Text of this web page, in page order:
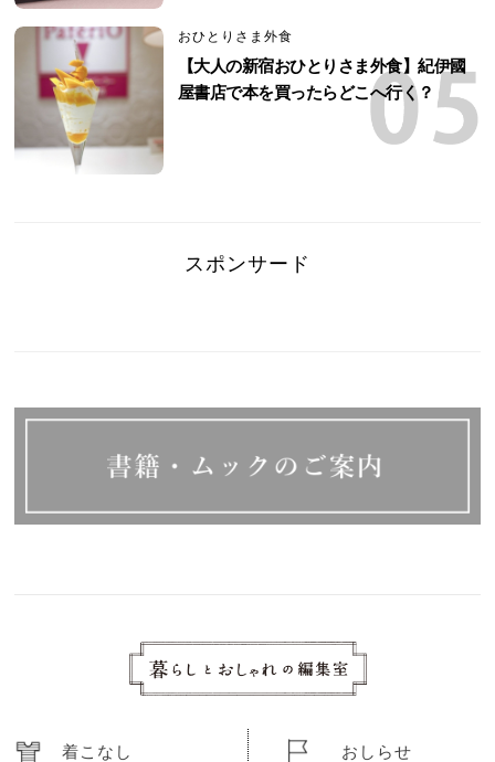
おひとりさま外食
【大人の新宿おひとりさま外食】紀伊國
屋書店で本を買ったらどこへ行く？
スポンサード
着こなし おしらせ